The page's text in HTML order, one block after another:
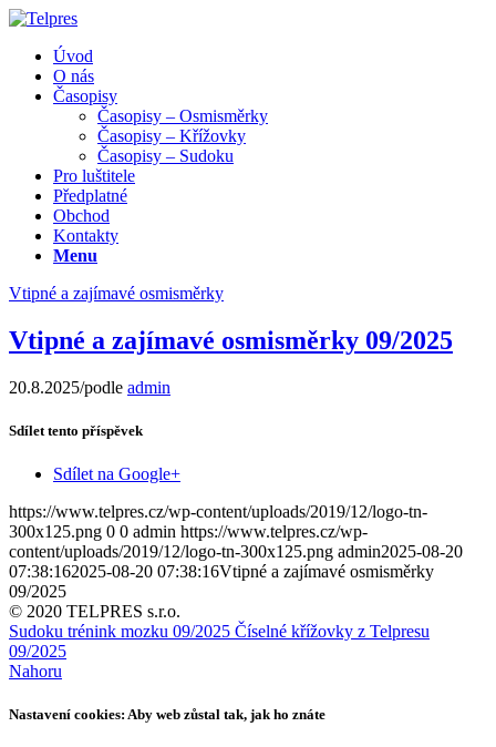
Úvod
O nás
Časopisy
Časopisy – Osmisměrky
Časopisy – Křížovky
Časopisy – Sudoku
Pro luštitele
Předplatné
Obchod
Kontakty
Menu
Vtipné a zajímavé osmisměrky
Vtipné a zajímavé osmisměrky 09/2025
20.8.2025/podle admin
Sdílet tento příspěvek
Sdílet na Google+
https://www.telpres.cz/wp-content/uploads/2019/12/logo-tn-
300x125.png 0 0 admin https://www.telpres.cz/wp-
content/uploads/2019/12/logo-tn-300x125.png admin2025-08-20
07:38:162025-08-20 07:38:16Vtipné a zajímavé osmisměrky
09/2025
© 2020 TELPRES s.r.o.
Sudoku trénink mozku 09/2025 Číselné křížovky z Telpresu
09/2025
Nahoru
Nastavení cookies: Aby web zůstal tak, jak ho znáte